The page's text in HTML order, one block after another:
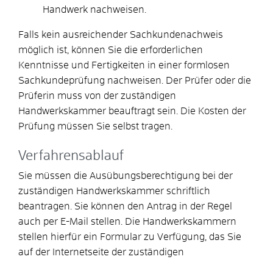
Handwerk nachweisen.
Falls kein ausreichender Sachkundenachweis
möglich ist, können Sie die erforderlichen
Kenntnisse und Fertigkeiten in einer formlosen
Sachkundeprüfung nachweisen.
Der Prüfer oder die
Prüferin muss von der zuständigen
Handwerkskammer beauftragt sein. Die Kosten der
Prüfung müssen Sie selbst tragen.
Verfahrensablauf
Sie müssen die Ausübungsberechtigung bei der
zuständigen Handwerkskammer schriftlich
beantragen. Sie können den Antrag in der Regel
auch per E-Mail stellen.
Die Handwerkskammern
stellen hierfür ein Formular zu Verfügung, das Sie
auf der Internetseite der zuständigen